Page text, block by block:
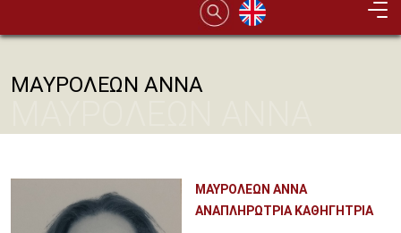
ΜΑΥΡΟΛΕΩΝ ΑΝΝΑ
ΜΑΥΡΟΛΕΩΝ ΑΝΝΑ
ΑΝΑΠΛΗΡΩΤΡΙΑ ΚΑΘΗΓΗΤΡΙΑ